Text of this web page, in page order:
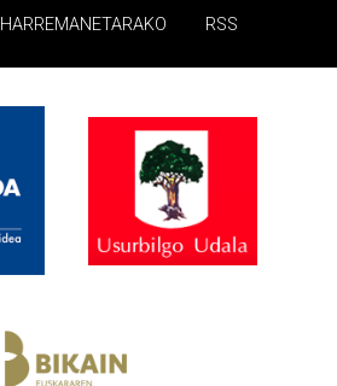
HARREMANETARAKO RSS